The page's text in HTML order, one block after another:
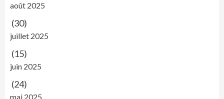
août 2025
(30)
juillet 2025
(15)
juin 2025
(24)
mai 2025